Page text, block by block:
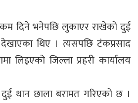
दिने भनेपछि लुकाएर राखेको दुई
देखाएका थिए । त्यसपछि टंकप्रसाद
लिइएको जिल्ला प्रहरी कार्यालय
थान छाला बरामत गरिएको छ ।